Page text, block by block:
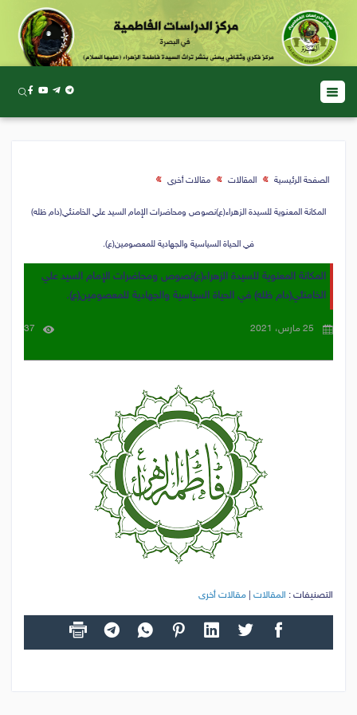
الصفحة الرئيسية المقالات مقالات أخرى
المكانة المعنوية للسيدة الزهراء(ع)نصوص ومحاضرات الإمام السيد علي الخامنئي(دام ظله)
في الحياة السياسية والجهادية للمعصومين(ع).
المكانة المعنوية للسيدة الزهراء(ع)نصوص ومحاضرات الإمام السيد علي
الخامنئي(دام ظله) في الحياة السياسية والجهادية للمعصومين(ع).
25 مارس، 2021 37
التصنيفات : المقالات مقالات أخرى